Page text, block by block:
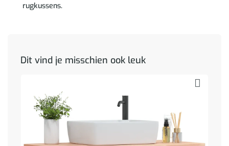
rugkussens.
Dit vind je misschien ook leuk